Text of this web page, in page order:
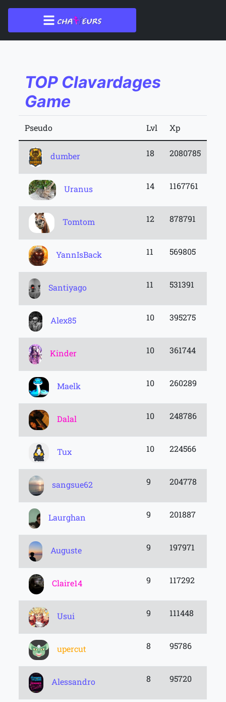
TOP Clavardages
Game
Pseudo Lvl Xp
dumber 18 2080785
Uranus 14 1167761
Tomtom 12 878791
YannIsBack 11 569805
Santiyago 11 531391
Alex85 10 395275
Kinder 10 361744
Maelk 10 260289
Dalal 10 248786
Tux 10 224566
sangsue62 9 204778
Laurghan 9 201887
Auguste 9 197971
Claire14 9 117292
Usui 9 111448
upercut 8 95786
Alessandro 8 95720